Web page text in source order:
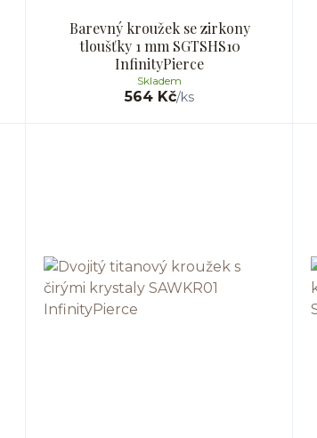
Barevný kroužek se zirkony
tloušťky 1 mm SGTSHS10
InfinityPierce
564 Kč/ks
Skladem